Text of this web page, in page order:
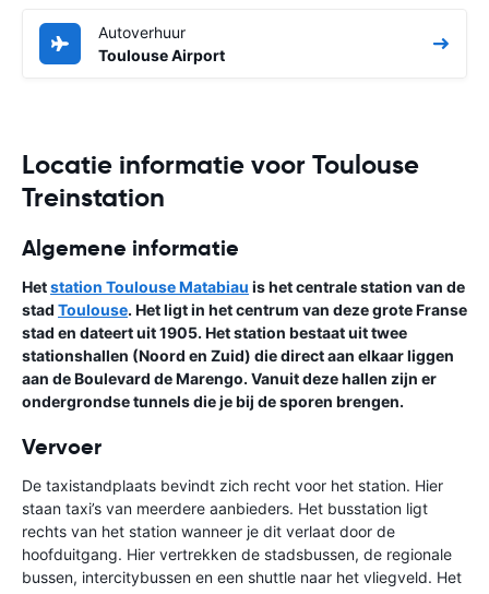
Autoverhuur
Toulouse Airport
Locatie informatie voor Toulouse
Treinstation
Algemene informatie
Hetstation Toulouse Matabiau is het centrale station van de
stad Toulouse. Het ligt in het centrum van deze grote Franse
stad en dateert uit 1905. Het station bestaat uit twee
stationshallen (Noord en Zuid) die direct aan elkaar liggen
aan de Boulevard de Marengo. Vanuit deze hallen zijn er
ondergrondse tunnels die je bij de sporen brengen.
Vervoer
De taxistandplaats bevindt zich recht voor het station. Hier
staan taxi’s van meerdere aanbieders. Het busstation ligt
rechts van het station wanneer je dit verlaat door de
hoofduitgang. Hier vertrekken de stadsbussen, de regionale
bussen, intercitybussen en een shuttle naar het vliegveld. Het